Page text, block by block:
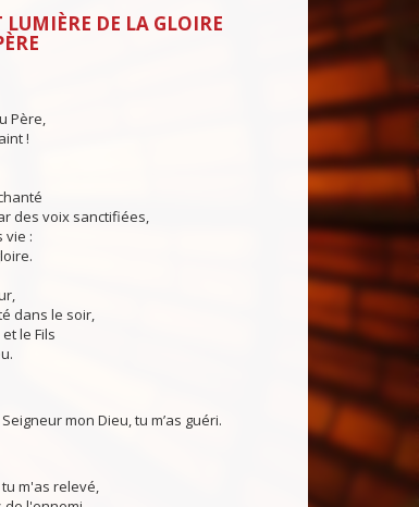
LUMIÈRE DE LA GLOIRE
Père,
!
des voix sanctifiées,
vie :
dans le soir,
le Fils
mon Dieu, tu m’as guéri.
tu m'as relevé,